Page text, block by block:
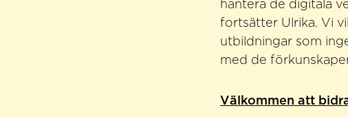
hantera de digitala
fortsätter Ulrika. Vi
utbildningar som
med de
Välkommen att